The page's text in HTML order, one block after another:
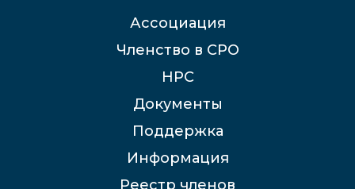
Ассоциация
Членство в СРО
НРС
Документы
Поддержка
Информация
Реестр членов